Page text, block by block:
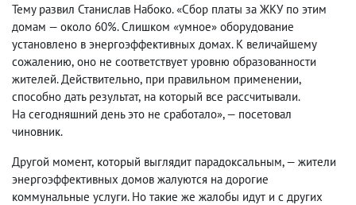
Тему развил Станислав Набоко. «Сбор платы за ЖКУ по этим
домам — около 60%. Слишком «умное» оборудование
установлено в энергоэффективных домах. К величайшему
сожалению, оно не соответствует уровню образованности
жителей. Действительно, при правильном применении,
способно дать результат, на который все рассчитывали.
На сегодняшний день это не сработало», — посетовал
чиновник.
Другой момент, который выглядит парадоксальным, — жители
энергоэффективных домов жалуются на дорогие
коммунальные услуги. Но такие же жалобы идут и с других